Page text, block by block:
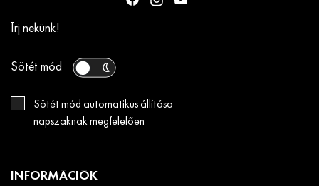
Írj nekünk!
Sötét mód
Sötét mód automatikus állítása
napszaknak megfelelően
INFORMÁCIÓK